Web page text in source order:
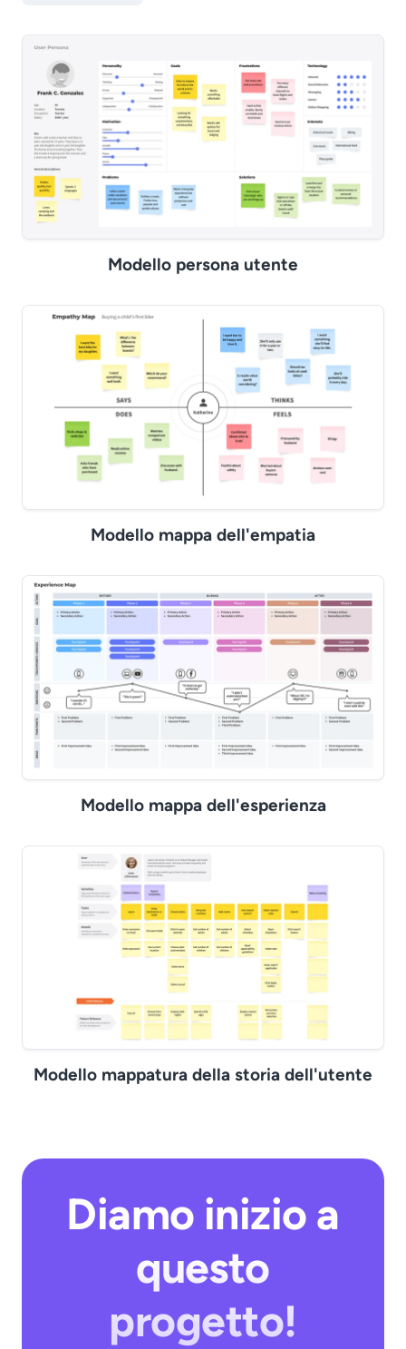
Modello persona utente
Modello mappa dell'empatia
Modello mappa dell'esperienza
Modello mappatura della storia dell'utente
Diamo inizio a
questo
progetto!